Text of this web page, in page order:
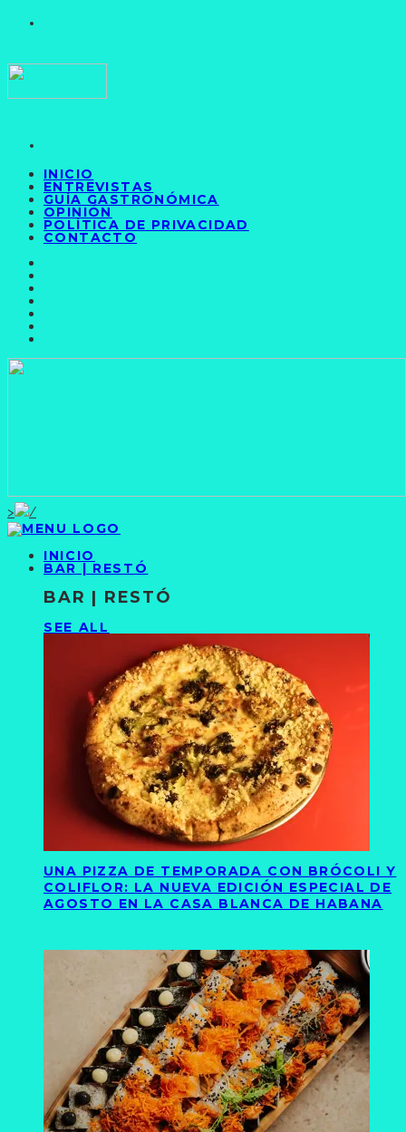
INICIO
ENTREVISTAS
GUÍA GASTRONÓMICA
OPINIÓN
POLÍTICA DE PRIVACIDAD
CONTACTO
>
INICIO
BAR | RESTÓ
BAR | RESTÓ
SEE ALL
UNA PIZZA DE TEMPORADA CON BRÓCOLI Y
COLIFLOR: LA NUEVA EDICIÓN ESPECIAL DE
AGOSTO EN LA CASA BLANCA DE HABANA